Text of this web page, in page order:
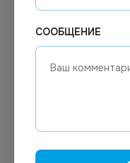
107.58₽
00587
В
СООБЩЕНИЕ